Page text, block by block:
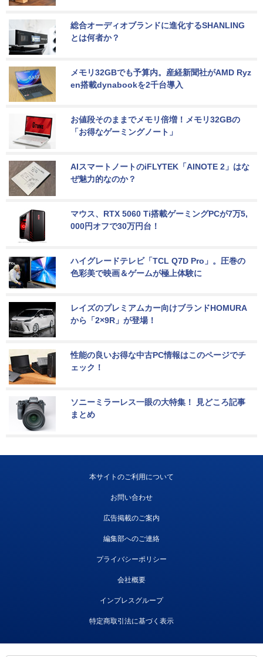
総合オーディオブランドに進化するSHANLING
とは何者か？
メモリ32GBでも予算内。産経新聞社がAMD Ryz
en搭載dynabookを2千台導入
お値段そのままでメモリ倍増！メモリ32GBの
「お得なゲーミングノート」
AIスマートノートのiFLYTEK「AINOTE 2」はな
ぜ魅力的なのか？
マウス、RTX 5060 Ti搭載ゲーミングPCが7万5,
000円オフで30万円台！
ハイグレードテレビ「TCL Q7D Pro」。圧巻の
色彩美で映画＆ゲームが極上体験に
レイズのプレミアムカー向けブランドHOMURA
から「2×9R」が登場！
性能の良いお得な中古PC情報はこのページでチ
ェック！
ソニーミラーレス一眼の大特集！ 見どころ記事
まとめ
本サイトのご利用について
お問い合わせ
広告掲載のご案内
編集部へのご連絡
プライバシーポリシー
会社概要
インプレスグループ
特定商取引法に基づく表示